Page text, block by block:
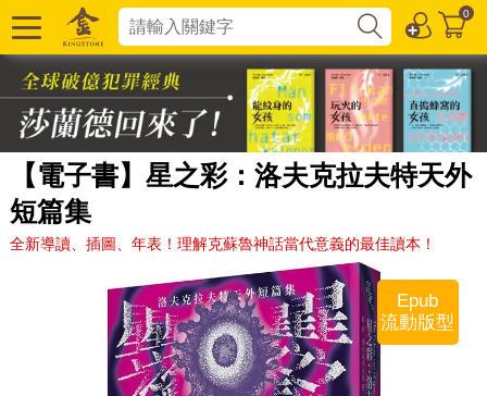
0
【電子書】星之彩：洛夫克拉夫特天外
短篇集
全新導讀、插圖、年表！理解克蘇魯神話當代意義的最佳讀本！
Epub
流動版型